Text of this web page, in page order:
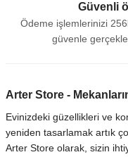
Güvenli
Ödeme işlemlerinizi
güvenle
Arter Store -
Evinizdeki güzellikleri ve
yeniden tasarlamak artık
Arter Store olarak, sizin